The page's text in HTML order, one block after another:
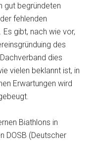
gut begründeten
fehlenden
gibt, nach wie vor,
des
dies
vielen beklannt ist, in
Erwartungen wird
Biathlons in
DOSB (Deutscher